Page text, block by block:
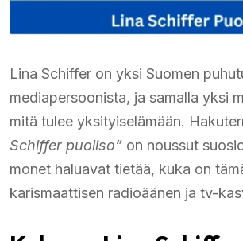
Lina Schiffer on yksi Suomen
mediapersoonista, ja samalla yksi
mitä tulee yksityiselämään.
Schiffer puoliso” on noussut
monet haluavat tietää, kuka on
karismaattisen radioäänen ja tv-